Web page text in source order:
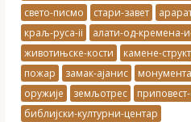
свето-писмо
стари-завет
краљ-руса-ii
алати-од-кремена-
животињске-кости
камене-
пожар
замак-ајанис
оружије
земљотрес
библијски-културни-центар